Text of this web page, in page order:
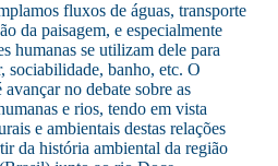
fluxos de águas, transporte
da paisagem, e especialmente
humanas se utilizam dele para
sociabilidade, banho, etc. O
no debate sobre as
e rios, tendo em vista
e ambientais destas relações
da história ambiental da região